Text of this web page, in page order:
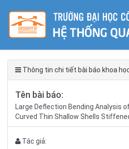
Thông tin chi tiết bài báo khoa
Tên bài báo:
Large Deflection Bending Analysis of
Curved Thin Shallow Shells
Tác giả: